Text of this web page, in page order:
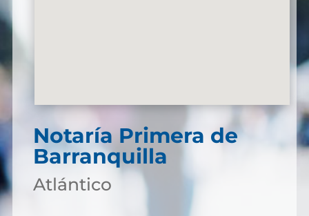
Notaría Primera de
Barranquilla
Atlántico